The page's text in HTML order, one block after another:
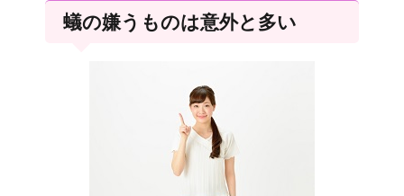
蟻の嫌うものは意外と多い